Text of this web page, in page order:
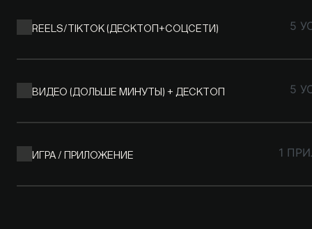
REELS/TIKTOK (ДЕСКТОП+СОЦСЕТИ) 5
ВИДЕО (ДОЛЬШЕ МИНУТЫ) + ДЕСКТОП 5
ИГРА / ПРИЛОЖЕНИЕ 1